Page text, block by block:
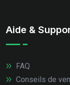
Aide &
FAQ
Conseils de